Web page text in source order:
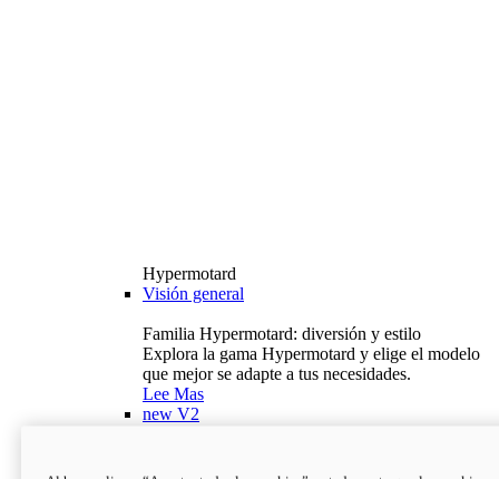
Hypermotard
Visión general
Familia Hypermotard: diversión y estilo
Explora la gama Hypermotard y elige el modelo
que mejor se adapte a tus necesidades.
Lee Mas
new V2
120,4 hp
Potencia